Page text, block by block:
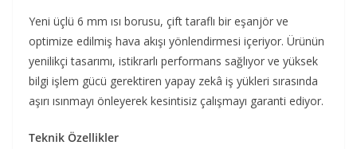
Yeni üçlü 6 mm ısı borusu, çift taraflı bir eşanjör ve
optimize edilmiş hava akışı yönlendirmesi içeriyor. Ürünün
yenilikçi tasarımı, istikrarlı performans sağlıyor ve yüksek
bilgi işlem gücü gerektiren yapay zekâ iş yükleri sırasında
aşırı ısınmayı önleyerek kesintisiz çalışmayı garanti ediyor.
Teknik Özellikler